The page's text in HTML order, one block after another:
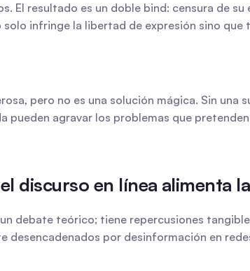
El resultado es un doble bind: censura de
infringe la libertad de expresión sino
pero no es una solución mágica. Sin
pueden agravar los problemas que
discurso en línea alimenta
debate teórico; tiene repercusiones
desencadenados por desinformación en